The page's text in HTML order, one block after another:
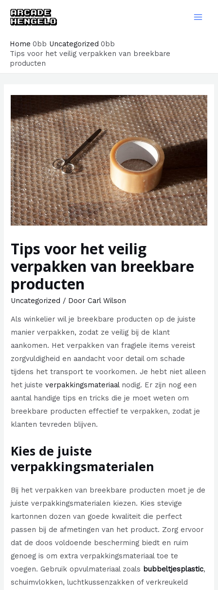
naar
inhoud
Home
Uncategorized
Tips voor het veilig verpakken van breekbare
producten
Tips voor het veilig
verpakken van breekbare
producten
Uncategorized / DoorCarl Wilson
Als winkelier wil je breekbare producten op de juiste
manier verpakken, zodat ze veilig bij de klant
aankomen. Het verpakken van fragiele items vereist
zorgvuldigheid en aandacht voor detail om schade
tijdens het transport te voorkomen. Je hebt niet alleen
het juisteverpakkingsmateriaalnodig. Er zijn nog een
aantal handige tips en tricks die je moet weten om
breekbare producten effectief te verpakken, zodat je
klanten tevreden blijven.
Kies de juiste
verpakkingsmaterialen
Bij het verpakken van breekbare producten moet je de
juiste verpakkingsmaterialen kiezen. Kies stevige
kartonnen dozen van goede kwaliteit die perfect
passen bij de afmetingen van het product. Zorg ervoor
dat de doos voldoende bescherming biedt en ruim
genoeg is om extra verpakkingsmateriaal toe te
voegen. Gebruik opvulmateriaal zoals bubbeltjesplastic,
schuimvlokken, luchtkussenzakken of verkreukeld